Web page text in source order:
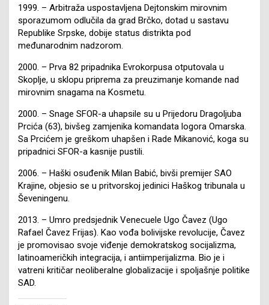
1999. – Arbitraža uspostavljena Dejtonskim mirovnim
sporazumom odlučila da grad Brčko, dotad u sastavu
Republike Srpske, dobije status distrikta pod
međunarodnim nadzorom.
2000. – Prva 82 pripadnika Evrokorpusa otputovala u
Skoplje, u sklopu priprema za preuzimanje komande nad
mirovnim snagama na Kosmetu.
2000. – Snage SFOR-a uhapsile su u Prijedoru Dragoljuba
Prcića (63), bivšeg zamjenika komandata logora Omarska.
Sa Prcićem je greškom uhapšen i Rade Mikanović, koga su
pripadnici SFOR-a kasnije pustili.
2006. – Haški osuđenik Milan Babić, bivši premijer SAO
Krajine, objesio se u pritvorskoj jedinici Haškog tribunala u
Ševeningenu.
2013. – Umro predsjednik Venecuele Ugo Čavez (Ugo
Rafael Čavez Frijas). Kao vođa bolivijske revolucije, Čavez
je promovisao svoje viđenje demokratskog socijalizma,
latinoameričkih integracija, i antiimperijalizma. Bio je i
vatreni kritičar neoliberalne globalizacije i spoljašnje politike
SAD.